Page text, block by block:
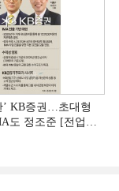
’ KB증권…초대형
도 정조준 [전업계